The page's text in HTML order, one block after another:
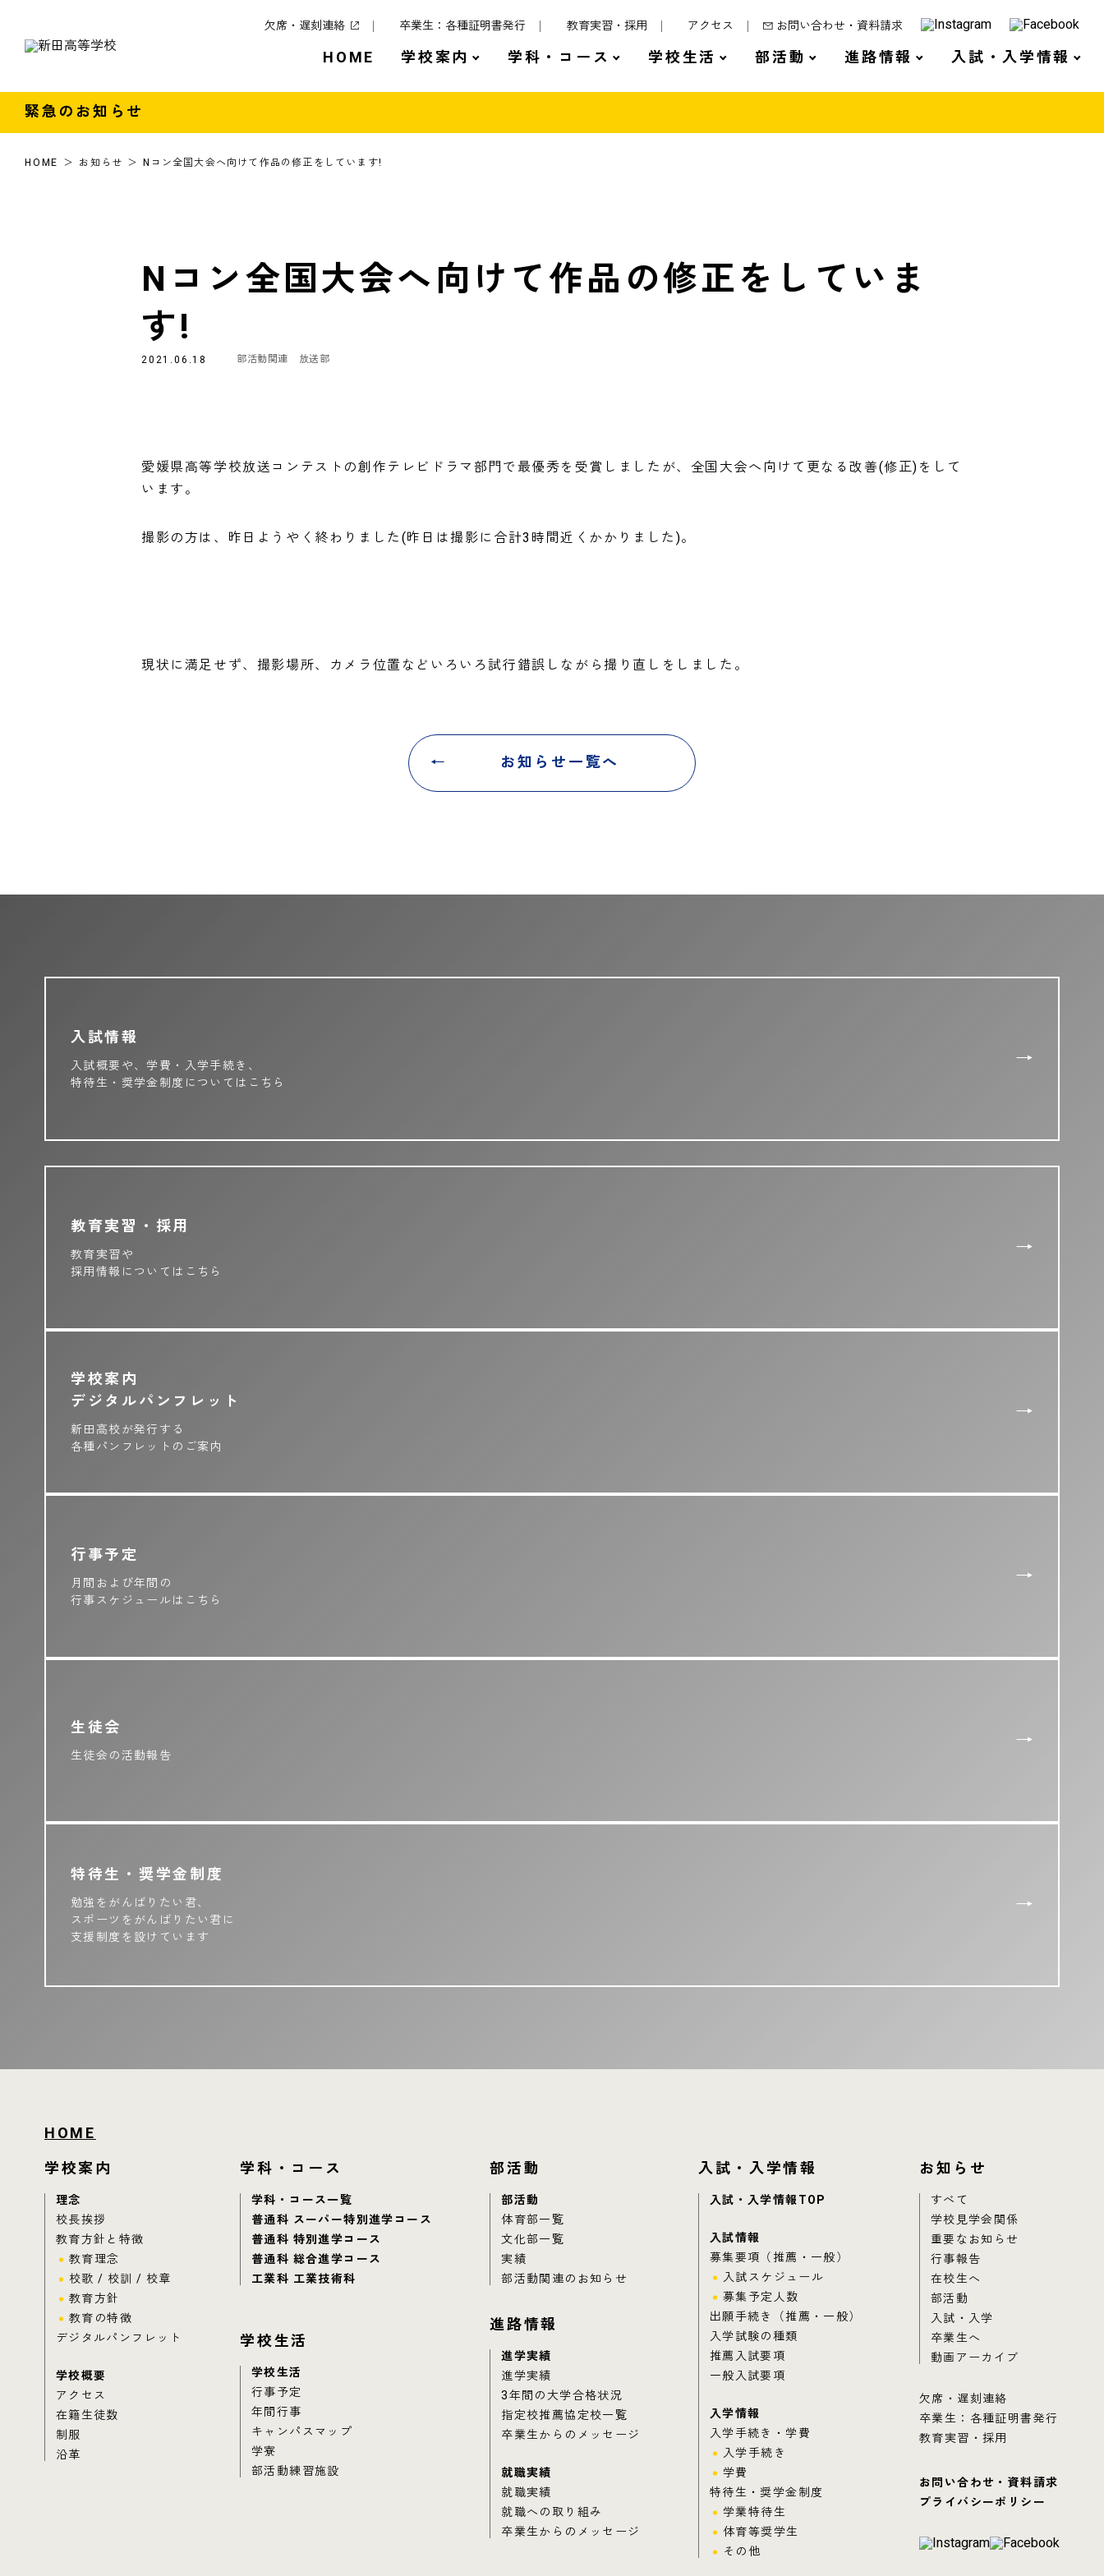
欠席・遅刻連絡 卒業生：各種証明書発行 教育実習・採用 アクセス お問い合わせ・資料請求
HOME 学校案内 学科・コース 学校生活 部活動 進路情報 入試・入学情報
緊急のお知らせ
HOME お知らせ Nコン全国大会へ向けて作品の修正をしています!
Nコン全国大会へ向けて作品の修正をしていま
す!
2021.06.18 部活動関連 放送部
愛媛県高等学校放送コンテストの創作テレビドラマ部門で最優秀を受賞しましたが、全国大会へ向けて更なる改善(修正)をして
います。
撮影の方は、昨日ようやく終わりました(昨日は撮影に合計3時間近くかかりました)。
現状に満足せず、撮影場所、カメラ位置などいろいろ試行錯誤しながら撮り直しをしました。
お知らせ一覧へ
入試情報
入試概要や、学費・入学手続き、
特待生・奨学金制度についてはこちら
教育実習・採用
教育実習や
採用情報についてはこちら
学校案内
デジタルパンフレット
新田高校が発行する
各種パンフレットのご案内
行事予定
月間および年間の
行事スケジュールはこちら
生徒会
生徒会の活動報告
特待生・奨学金制度
勉強をがんばりたい君、
スポーツをがんばりたい君に
支援制度を設けています
HOME
学校案内
理念
校長挨拶
教育方針と特徴
教育理念
校歌 / 校訓 / 校章
教育方針
教育の特徴
デジタルパンフレット
学校概要
アクセス
在籍生徒数
制服
沿革
学科・コース
学科・コース一覧
普通科 スーパー特別進学コース
普通科 特別進学コース
普通科 総合進学コース
工業科 工業技術科
学校生活
学校生活
行事予定
年間行事
キャンパスマップ
学寮
部活動練習施設
部活動
部活動
体育部一覧
文化部一覧
実績
部活動関連のお知らせ
進路情報
進学実績
進学実績
3年間の大学合格状況
指定校推薦協定校一覧
卒業生からのメッセージ
就職実績
就職実績
就職への取り組み
卒業生からのメッセージ
入試・入学情報
入試・入学情報TOP
入試情報
募集要項（推薦・一般）
入試スケジュール
募集予定人数
出願手続き（推薦・一般）
入学試験の種類
推薦入試要項
一般入試要項
入学情報
入学手続き・学費
入学手続き
学費
特待生・奨学金制度
学業特待生
体育等奨学生
その他
お知らせ
すべて
学校見学会関係
重要なお知らせ
行事報告
在校生へ
部活動
入試・入学
卒業生へ
動画アーカイブ
欠席・遅刻連絡
卒業生：各種証明書発行
教育実習・採用
お問い合わせ・資料請求
プライバシーポリシー